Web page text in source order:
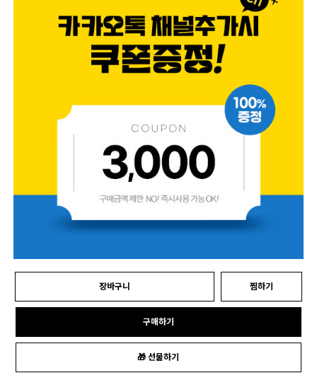
장바구니 찜하기
구매하기
🎁 선물하기